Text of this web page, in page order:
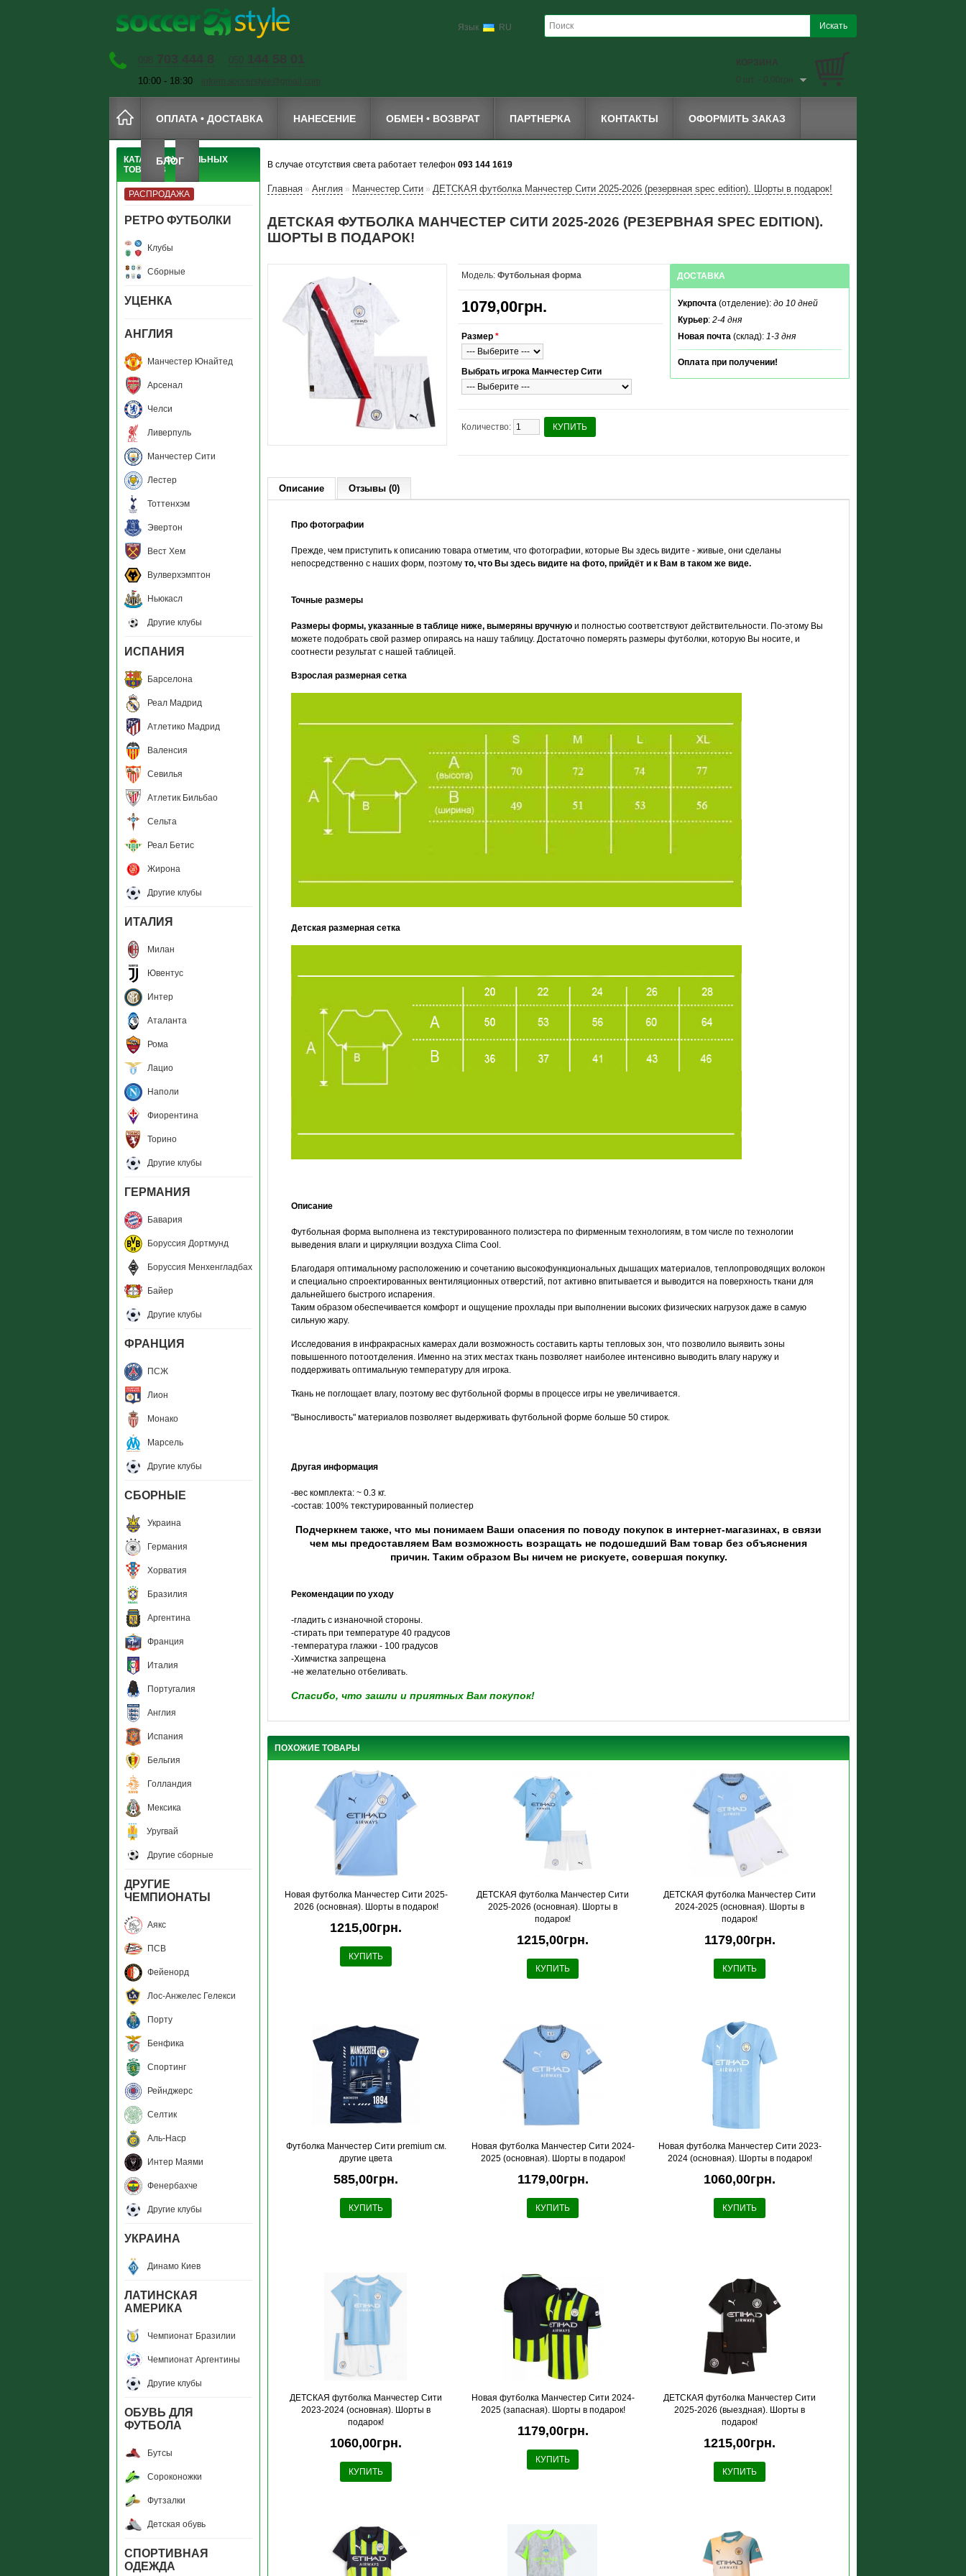
Язык RU
КОРЗИНА
0 шт. - 0,00грн.
098 703 444 8 050 144 58 01
10:00 - 18:30 inform.soccerstyle@gmail.com
ОПЛАТА • ДОСТАВКА НАНЕСЕНИЕ ОБМЕН • ВОЗВРАТ ПАРТНЕРКА КОНТАКТЫ ОФОРМИТЬ ЗАКАЗ
БЛОГ
КАТАЛОГ ФУТБОЛЬНЫХ
ТОВАРОВ
РАСПРОДАЖА
РЕТРО ФУТБОЛКИ
Клубы
Сборные
УЦЕНКА
АНГЛИЯ
Манчестер Юнайтед
Арсенал
Челси
Ливерпуль
Манчестер Сити
Лестер
Тоттенхэм
Эвертон
Вест Хем
Вулверхэмптон
Ньюкасл
Другие клубы
ИСПАНИЯ
Барселона
Реал Мадрид
Атлетико Мадрид
Валенсия
Севилья
Атлетик Бильбао
Сельта
Реал Бетис
Жирона
Другие клубы
ИТАЛИЯ
Милан
Ювентус
Интер
Аталанта
Рома
Лацио
Наполи
Фиорентина
Торино
Другие клубы
ГЕРМАНИЯ
Бавария
Боруссия Дортмунд
Боруссия Менхенгладбах
Байер
Другие клубы
ФРАНЦИЯ
ПСЖ
Лион
Монако
Марсель
Другие клубы
СБОРНЫЕ
Украина
Германия
Хорватия
Бразилия
Аргентина
Франция
Италия
Португалия
Англия
Испания
Бельгия
Голландия
Мексика
Уругвай
Другие сборные
ДРУГИЕ
ЧЕМПИОНАТЫ
Аякс
ПСВ
Фейенорд
Лос-Анжелес Гелекси
Порту
Бенфика
Спортинг
Рейнджерс
Селтик
Аль-Наср
Интер Маями
Фенербахче
Другие клубы
УКРАИНА
Динамо Киев
ЛАТИНСКАЯ
АМЕРИКА
Чемпионат Бразилии
Чемпионат Аргентины
Другие клубы
ОБУВЬ ДЛЯ
ФУТБОЛА
Бутсы
Сороконожки
Футзалки
Детская обувь
СПОРТИВНАЯ
ОДЕЖДА
В случае отсутствия света работает телефон 093 144 1619
Главная » Англия » Манчестер Сити » ДЕТСКАЯ футболка Манчестер Сити 2025-2026 (резервная spec edition). Шорты в подарок!
ДЕТСКАЯ ФУТБОЛКА МАНЧЕСТЕР СИТИ 2025-2026 (РЕЗЕРВНАЯ SPEC EDITION).
ШОРТЫ В ПОДАРОК!
ДОСТАВКА
Укрпочта (отделение): до 10 дней
Курьер: 2-4 дня
Новая почта (склад): 1-3 дня
Оплата при получении!
Модель: Футбольная форма
1079,00грн.
Размер *
Выбрать игрока Манчестер Сити
Количество: КУПИТЬ
Описание Отзывы (0)
Про фотографии
Прежде, чем приступить к описанию товара отметим, что фотографии, которые Вы здесь видите - живые, они сделаны
непосредственно с наших форм, поэтомуто, что Вы здесь видите на фото, прийдёт и к Вам в таком же виде.
Точные размеры
Размеры формы, указанные в таблице ниже, вымеряны вручную и полностью соответствуют действительности. По-этому Вы
можете подобрать свой размер опираясь на нашу таблицу. Достаточно померять размеры футболки, которую Вы носите, и
соотнести результат с нашей таблицей.
Взрослая размерная сетка
Детская размерная сетка
Описание
Футбольная форма выполнена из текстурированного полиэстера по фирменным технологиям, в том числе по технологии
выведения влаги и циркуляции воздуха Clima Cool.
Благодаря оптимальному расположению и сочетанию высокофункциональных дышащих материалов, теплопроводящих волокон
и специально спроектированных вентиляционных отверстий, пот активно впитывается и выводится на поверхность ткани для
дальнейшего быстрого испарения.
Таким образом обеспечивается комфорт и ощущение прохлады при выполнении высоких физических нагрузок даже в самую
сильную жару.
Исследования в инфракрасных камерах дали возможность составить карты тепловых зон, что позволило выявить зоны
повышенного потоотделения. Именно на этих местах ткань позволяет наиболее интенсивно выводить влагу наружу и
поддерживать оптимальную температуру для игрока.
Ткань не поглощает влагу, поэтому вес футбольной формы в процессе игры не увеличивается.
"Выносливость" материалов позволяет выдерживать футбольной форме больше 50 стирок.
Другая информация
-вес комплекта: ~ 0.3 кг.
-состав: 100% текстурированный полиестер
Подчеркнем также, что мы понимаем Ваши опасения по поводу покупок в интернет-магазинах, в связи
чем мы предоставляем Вам возможность возращать не подошедший Вам товар без объяснения
причин. Таким образом Вы ничем не рискуете, совершая покупку.
Рекомендации по уходу
-гладить с изнаночной стороны.
-стирать при температуре 40 градусов
-температура глажки - 100 градусов
-Химчистка запрещена
-не желательно отбеливать.
Спасибо, что зашли и приятных Вам покупок!
ПОХОЖИЕ ТОВАРЫ
Новая футболка Манчестер Сити 2025-
2026 (основная). Шорты в подарок!
1215,00грн.
КУПИТЬ
ДЕТСКАЯ футболка Манчестер Сити
2025-2026 (основная). Шорты в
подарок!
1215,00грн.
КУПИТЬ
ДЕТСКАЯ футболка Манчестер Сити
2024-2025 (основная). Шорты в
подарок!
1179,00грн.
КУПИТЬ
Футболка Манчестер Сити premium см.
другие цвета
585,00грн.
КУПИТЬ
Новая футболка Манчестер Сити 2024-
2025 (основная). Шорты в подарок!
1179,00грн.
КУПИТЬ
Новая футболка Манчестер Сити 2023-
2024 (основная). Шорты в подарок!
1060,00грн.
КУПИТЬ
ДЕТСКАЯ футболка Манчестер Сити
2023-2024 (основная). Шорты в
подарок!
1060,00грн.
КУПИТЬ
Новая футболка Манчестер Сити 2024-
2025 (запасная). Шорты в подарок!
1179,00грн.
КУПИТЬ
ДЕТСКАЯ футболка Манчестер Сити
2025-2026 (выездная). Шорты в
подарок!
1215,00грн.
КУПИТЬ